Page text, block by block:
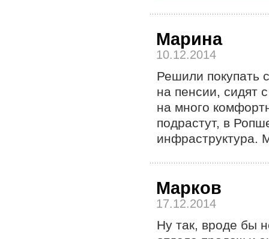
Марина
10.12.2014
Решили покупать
на пенсии, сидят
на много
подрастут, в
инфраструктура.
Марков
17.12.2014
Ну так, вроде бы